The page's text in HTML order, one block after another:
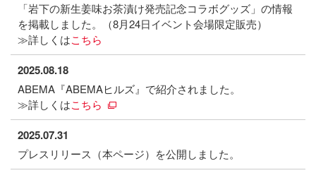
「岩下の新生姜味お茶漬け発売記念コラボグッズ」の情報
を掲載しました。（8月24日イベント会場限定販売）
≫詳しくはこちら
2025.08.18
ABEMA『ABEMAヒルズ』で紹介されました。
≫詳しくはこちら
2025.07.31
プレスリリース（本ページ）を公開しました。